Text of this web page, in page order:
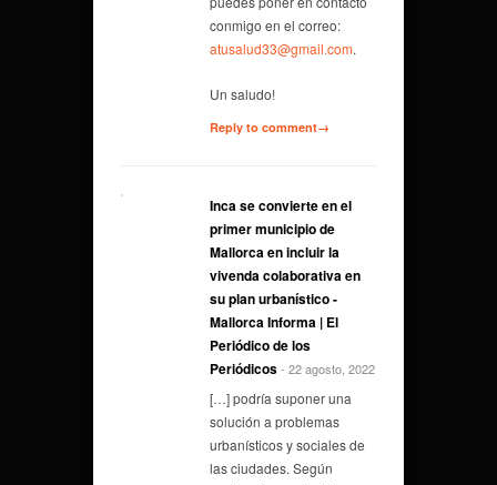
conmigo en el correo:
atusalud33@gmail.com.
Un saludo!
Reply to comment→
Inca se convierte en el
primer municipio de
Mallorca en incluir la
vivenda colaborativa en
su plan urbanístico -
Mallorca Informa | El
Periódico de los
Periódicos- 22 agosto, 2022
[…] podría suponer una
solución a problemas
urbanísticos y sociales de
las ciudades. Según